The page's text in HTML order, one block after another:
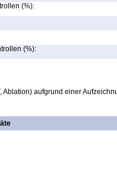
(%):
(%):
aufgrund einer